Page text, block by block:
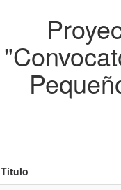
Título